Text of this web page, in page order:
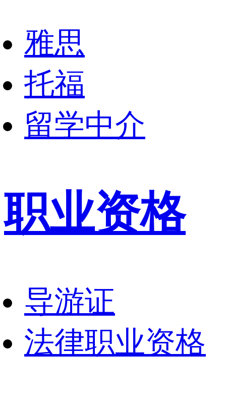
雅思
托福
留学中介
职业资格
导游证
法律职业资格